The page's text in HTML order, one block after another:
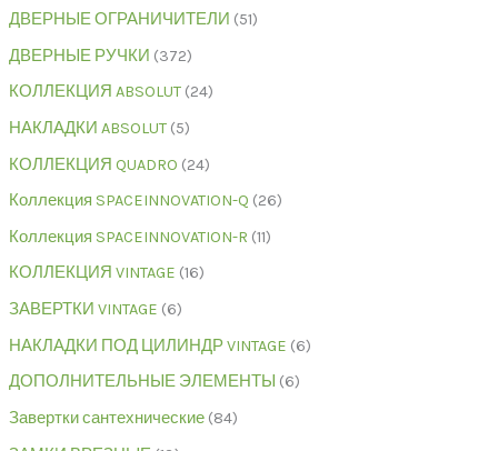
ДВЕРНЫЕ ОГРАНИЧИТЕЛИ 51
ДВЕРНЫЕ РУЧКИ 372
КОЛЛЕКЦИЯ ABSOLUT 24
НАКЛАДКИ ABSOLUT 5
КОЛЛЕКЦИЯ QUADRO 24
Коллекция SPACEINNOVATION-Q 26
Коллекция SPACEINNOVATION-R 11
КОЛЛЕКЦИЯ VINTAGE 16
ЗАВЕРТКИ VINTAGE 6
НАКЛАДКИ ПОД ЦИЛИНДР VINTAGE 6
ДОПОЛНИТЕЛЬНЫЕ ЭЛЕМЕНТЫ
6
Завертки сантехнические 84